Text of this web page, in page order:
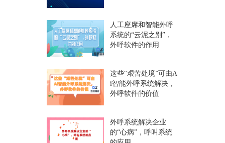
人工座席和智能外呼
系统的“云泥之别”，
外呼软件的作用
这些“艰苦处境”可由A
i智能外呼系统解决，
外呼软件的价值
外呼系统解决企业
的“心病”，呼叫系统